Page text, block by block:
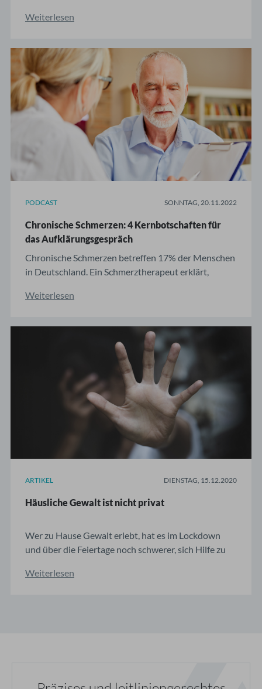
15% aller Krankentage und fast jede fünfte
Kreuzschmerzen. Trotz hoher individueller und
gesellschaftlicher ...
Weiterlesen
PODCAST SONNTAG, 20.11.2022
Chronische Schmerzen: 4 Kernbotschaften für
das Aufklärungsgespräch
Chronische Schmerzen betreffen 17% der Menschen
in Deutschland. Ein Schmerztherapeut erklärt,
Behandlungserfolg entscheidet. Die erste ärztliche
vielen akuten Beratungsanlässen wie unspezifischen
Weiterlesen
ARTIKEL DIENSTAG, 15.12.2020
Häusliche Gewalt ist nicht privat
Wer zu Hause Gewalt erlebt, hat es im Lockdown
und über die Feiertage noch schwerer, sich Hilfe zu
Verdachtsfall. Eine junge Frau stellt sich zum Check-
Weiterlesen